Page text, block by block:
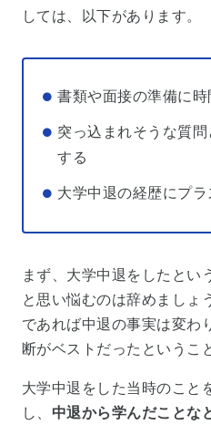
しては、以下があります。
書類や面接の準備に時
突っ込まれそうな質
する
大学中退の経歴にプ
まず、大学中退をしたとい
と思い悩むのは辞めましょ
であれば中退の事実は変わ
断がベストだったというこ
大学中退をした当時のこと
し、 中退から学んだことな